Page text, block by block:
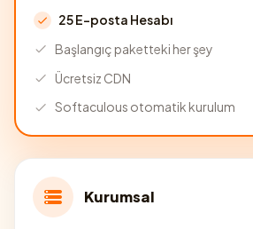
25 E-posta Hesabı
Başlangıç paketteki her şey
Ücretsiz CDN
Softaculous otomatik kurulum
Kurumsal